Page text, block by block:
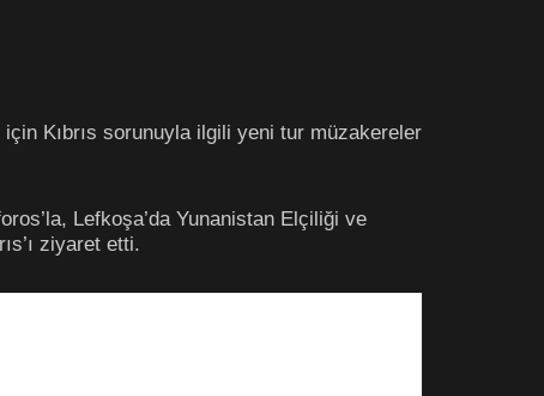
Kıbrıs sorunuyla ilgili yeni tur müzakereler
Lefkoşa’da Yunanistan Elçiliği ve
ziyaret etti.